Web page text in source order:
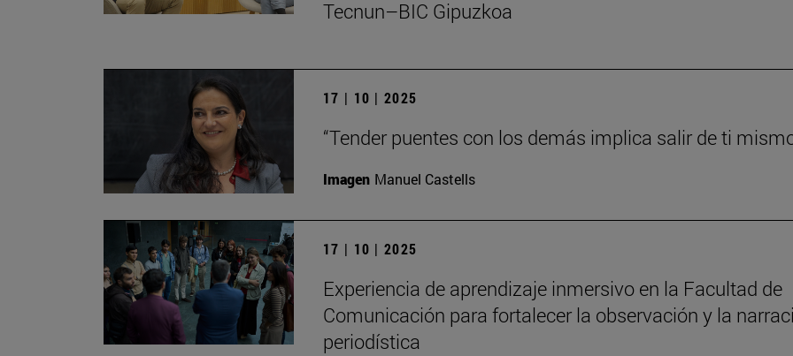
Tecnun–BIC Gipuzkoa
17 | 10 | 2025
“Tender puentes con los demás implica salir de ti
Imagen Manuel Castells
17 | 10 | 2025
Experiencia de aprendizaje inmersivo en la Facultad de
Comunicación para fortalecer la observación y la
periodística